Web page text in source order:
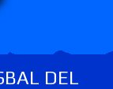
DEL